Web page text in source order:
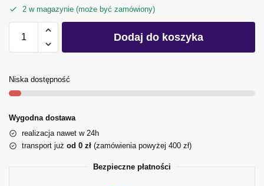
2 w magazynie (może być zamówiony)
Dodaj do koszyka
Niska dostępność
Wygodna dostawa
realizacja nawet w 24h
transport już od 0 zł (zamówienia powyżej 400 zł)
Bezpieczne płatności